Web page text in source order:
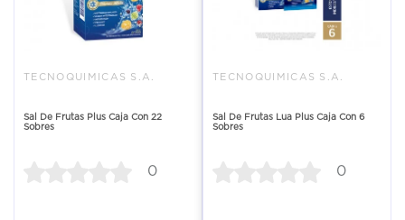
TECNOQUIMICAS S.A.
Sal De Frutas Plus Caja Con 22
Sobres
0
TECNOQUIMICAS S.A.
Sal De Frutas Lua Plus Caja Con 6
Sobres
0